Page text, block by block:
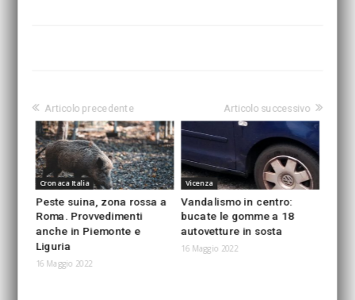
Articolo precedente
Cronaca Italia
Peste suina, zona rossa a
Roma. Provvedimenti
anche in Piemonte e
Liguria
16 Maggio 2022
Articolo successivo
Vicenza
Vandalismo in centro:
bucate le gomme a 18
autovetture in sosta
16 Maggio 2022